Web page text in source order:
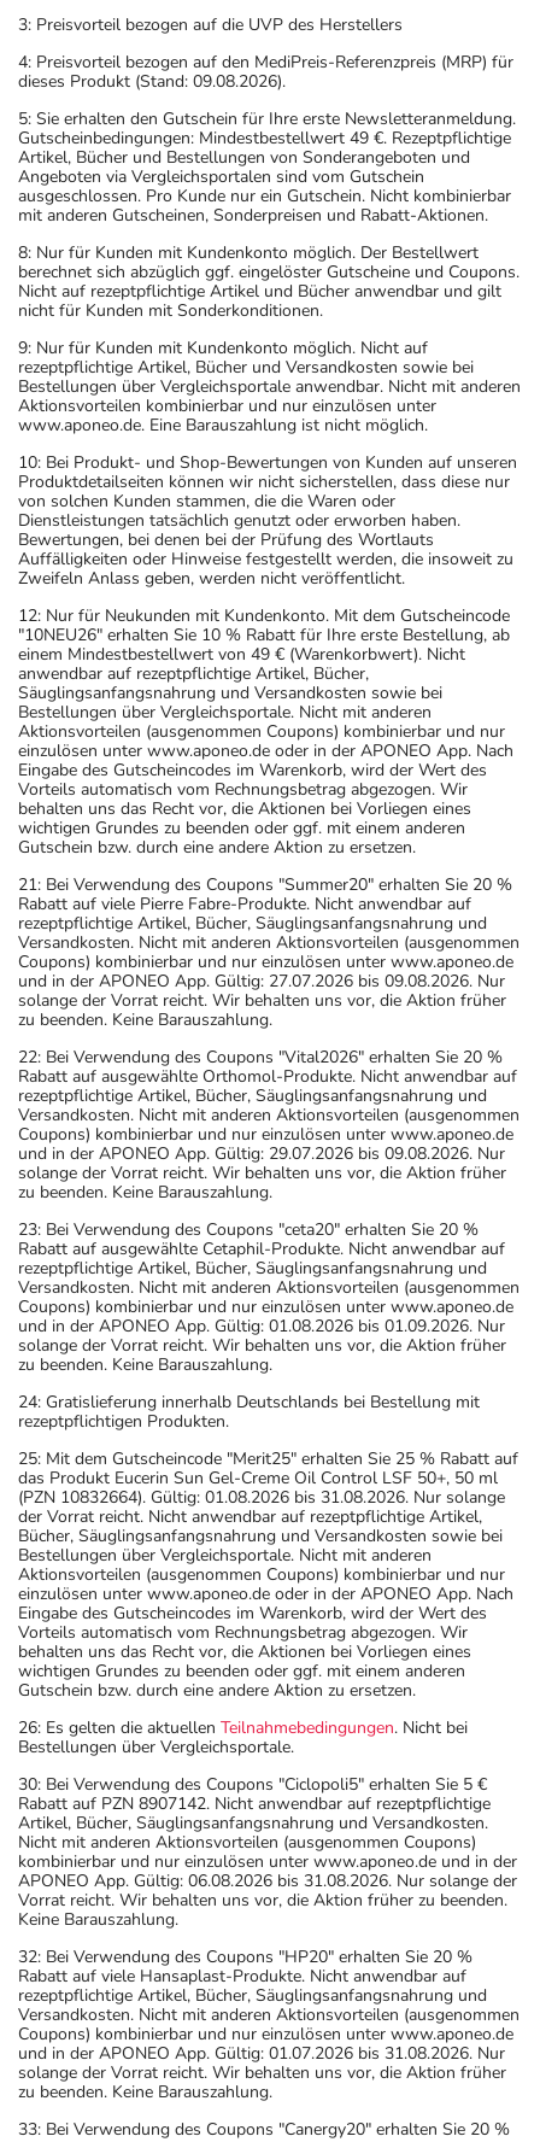
3: Preisvorteil bezogen auf die UVP des Herstellers
4: Preisvorteil bezogen auf den MediPreis-Referenzpreis (MRP) für
dieses Produkt (Stand: 09.08.2026).
5: Sie erhalten den Gutschein für Ihre erste Newsletteranmeldung.
Gutscheinbedingungen: Mindestbestellwert 49 €. Rezeptpflichtige
Artikel, Bücher und Bestellungen von Sonderangeboten und
Angeboten via Vergleichsportalen sind vom Gutschein
ausgeschlossen. Pro Kunde nur ein Gutschein. Nicht kombinierbar
mit anderen Gutscheinen, Sonderpreisen und Rabatt-Aktionen.
8: Nur für Kunden mit Kundenkonto möglich. Der Bestellwert
berechnet sich abzüglich ggf. eingelöster Gutscheine und Coupons.
Nicht auf rezeptpflichtige Artikel und Bücher anwendbar und gilt
nicht für Kunden mit Sonderkonditionen.
9: Nur für Kunden mit Kundenkonto möglich. Nicht auf
rezeptpflichtige Artikel, Bücher und Versandkosten sowie bei
Bestellungen über Vergleichsportale anwendbar. Nicht mit anderen
Aktionsvorteilen kombinierbar und nur einzulösen unter
www.aponeo.de. Eine Barauszahlung ist nicht möglich.
10: Bei Produkt- und Shop-Bewertungen von Kunden auf unseren
Produktdetailseiten können wir nicht sicherstellen, dass diese nur
von solchen Kunden stammen, die die Waren oder
Dienstleistungen tatsächlich genutzt oder erworben haben.
Bewertungen, bei denen bei der Prüfung des Wortlauts
Auffälligkeiten oder Hinweise festgestellt werden, die insoweit zu
Zweifeln Anlass geben, werden nicht veröffentlicht.
12: Nur für Neukunden mit Kundenkonto. Mit dem Gutscheincode
"10NEU26" erhalten Sie 10 % Rabatt für Ihre erste Bestellung, ab
einem Mindestbestellwert von 49 € (Warenkorbwert). Nicht
anwendbar auf rezeptpflichtige Artikel, Bücher,
Säuglingsanfangsnahrung und Versandkosten sowie bei
Bestellungen über Vergleichsportale. Nicht mit anderen
Aktionsvorteilen (ausgenommen Coupons) kombinierbar und nur
einzulösen unter www.aponeo.de oder in der APONEO App. Nach
Eingabe des Gutscheincodes im Warenkorb, wird der Wert des
Vorteils automatisch vom Rechnungsbetrag abgezogen. Wir
behalten uns das Recht vor, die Aktionen bei Vorliegen eines
wichtigen Grundes zu beenden oder ggf. mit einem anderen
Gutschein bzw. durch eine andere Aktion zu ersetzen.
21: Bei Verwendung des Coupons "Summer20" erhalten Sie 20 %
Rabatt auf viele Pierre Fabre-Produkte. Nicht anwendbar auf
rezeptpflichtige Artikel, Bücher, Säuglingsanfangsnahrung und
Versandkosten. Nicht mit anderen Aktionsvorteilen (ausgenommen
Coupons) kombinierbar und nur einzulösen unter www.aponeo.de
und in der APONEO App. Gültig: 27.07.2026 bis 09.08.2026. Nur
solange der Vorrat reicht. Wir behalten uns vor, die Aktion früher
zu beenden. Keine Barauszahlung.
22: Bei Verwendung des Coupons "Vital2026" erhalten Sie 20 %
Rabatt auf ausgewählte Orthomol-Produkte. Nicht anwendbar auf
rezeptpflichtige Artikel, Bücher, Säuglingsanfangsnahrung und
Versandkosten. Nicht mit anderen Aktionsvorteilen (ausgenommen
Coupons) kombinierbar und nur einzulösen unter www.aponeo.de
und in der APONEO App. Gültig: 29.07.2026 bis 09.08.2026. Nur
solange der Vorrat reicht. Wir behalten uns vor, die Aktion früher
zu beenden. Keine Barauszahlung.
23: Bei Verwendung des Coupons "ceta20" erhalten Sie 20 %
Rabatt auf ausgewählte Cetaphil-Produkte. Nicht anwendbar auf
rezeptpflichtige Artikel, Bücher, Säuglingsanfangsnahrung und
Versandkosten. Nicht mit anderen Aktionsvorteilen (ausgenommen
Coupons) kombinierbar und nur einzulösen unter www.aponeo.de
und in der APONEO App. Gültig: 01.08.2026 bis 01.09.2026. Nur
solange der Vorrat reicht. Wir behalten uns vor, die Aktion früher
zu beenden. Keine Barauszahlung.
24: Gratislieferung innerhalb Deutschlands bei Bestellung mit
rezeptpflichtigen Produkten.
25: Mit dem Gutscheincode "Merit25" erhalten Sie 25 % Rabatt auf
das Produkt Eucerin Sun Gel-Creme Oil Control LSF 50+, 50 ml
(PZN 10832664). Gültig: 01.08.2026 bis 31.08.2026. Nur solange
der Vorrat reicht. Nicht anwendbar auf rezeptpflichtige Artikel,
Bücher, Säuglingsanfangsnahrung und Versandkosten sowie bei
Bestellungen über Vergleichsportale. Nicht mit anderen
Aktionsvorteilen (ausgenommen Coupons) kombinierbar und nur
einzulösen unter www.aponeo.de oder in der APONEO App. Nach
Eingabe des Gutscheincodes im Warenkorb, wird der Wert des
Vorteils automatisch vom Rechnungsbetrag abgezogen. Wir
behalten uns das Recht vor, die Aktionen bei Vorliegen eines
wichtigen Grundes zu beenden oder ggf. mit einem anderen
Gutschein bzw. durch eine andere Aktion zu ersetzen.
26: Es gelten die aktuellen Teilnahmebedingungen. Nicht bei
Bestellungen über Vergleichsportale.
30: Bei Verwendung des Coupons "Ciclopoli5" erhalten Sie 5 €
Rabatt auf PZN 8907142. Nicht anwendbar auf rezeptpflichtige
Artikel, Bücher, Säuglingsanfangsnahrung und Versandkosten.
Nicht mit anderen Aktionsvorteilen (ausgenommen Coupons)
kombinierbar und nur einzulösen unter www.aponeo.de und in der
APONEO App. Gültig: 06.08.2026 bis 31.08.2026. Nur solange der
Vorrat reicht. Wir behalten uns vor, die Aktion früher zu beenden.
Keine Barauszahlung.
32: Bei Verwendung des Coupons "HP20" erhalten Sie 20 %
Rabatt auf viele Hansaplast-Produkte. Nicht anwendbar auf
rezeptpflichtige Artikel, Bücher, Säuglingsanfangsnahrung und
Versandkosten. Nicht mit anderen Aktionsvorteilen (ausgenommen
Coupons) kombinierbar und nur einzulösen unter www.aponeo.de
und in der APONEO App. Gültig: 01.07.2026 bis 31.08.2026. Nur
solange der Vorrat reicht. Wir behalten uns vor, die Aktion früher
zu beenden. Keine Barauszahlung.
33: Bei Verwendung des Coupons "Canergy20" erhalten Sie 20 %